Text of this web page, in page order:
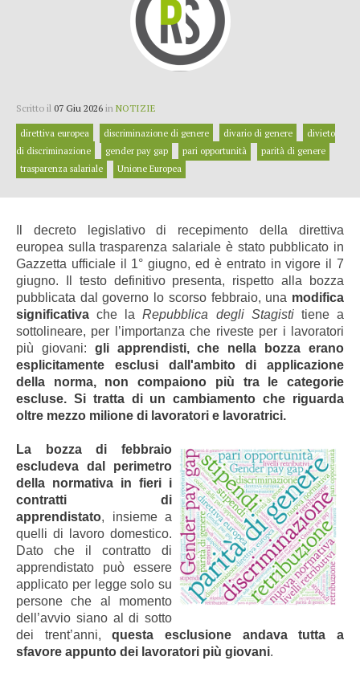
Scritto il 07 Giu 2026 in NOTIZIE
direttiva europea discriminazione di genere divario di genere
divieto
di discriminazione
gender pay gap pari opportunità
parità di genere
trasparenza salariale
Unione Europea
Il decreto legislativo di recepimento della direttiva
europea sulla trasparenza salariale è stato pubblicato in
Gazzetta ufficiale il 1° giugno, ed è entrato in vigore il 7
giugno. Il testo definitivo presenta, rispetto alla bozza
pubblicata dal governo lo scorso febbraio, una modifica
significativa che laRepubblica degli Stagistitiene a
sottolineare, per l’importanza che riveste per i lavoratori
più giovani: gli apprendisti, che nella bozza erano
esplicitamente esclusi dall'ambito di applicazione
della norma, non compaiono più tra le categorie
escluse. Si tratta di un cambiamento che riguarda
oltre mezzo milione di lavoratori e lavoratrici.
La bozza di febbraio
escludeva dal perimetro
della normativa in fieri i
contratti di
apprendistato, insieme a
quelli di lavoro domestico.
Dato che il contratto di
apprendistato può essere
applicato per legge solo su
persone che al momento
dell’avvio siano al di sotto
dei trent’anni,questa esclusione andava tutta a
sfavore appunto dei lavoratori più giovani.